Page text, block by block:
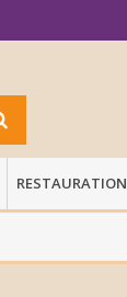
RESTAURATION